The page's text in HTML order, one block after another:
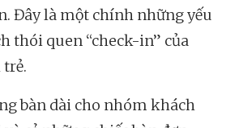
Đây là một chính những yếu
thói quen “check-in” của
bàn dài cho nhóm khách